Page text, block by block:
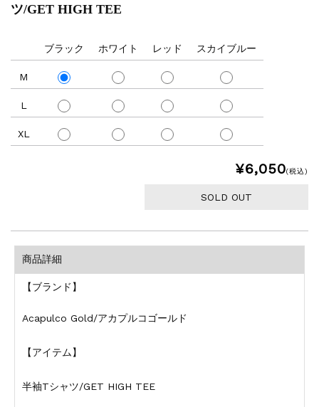
ツ/GET HIGH TEE
M
L
XL
ブラック ホワイト レッド スカイブルー
¥6,050(税込)
SOLD OUT
商品詳細
【ブランド】
Acapulco Gold/アカプルコゴールド
【アイテム】
半袖Tシャツ/GET HIGH TEE